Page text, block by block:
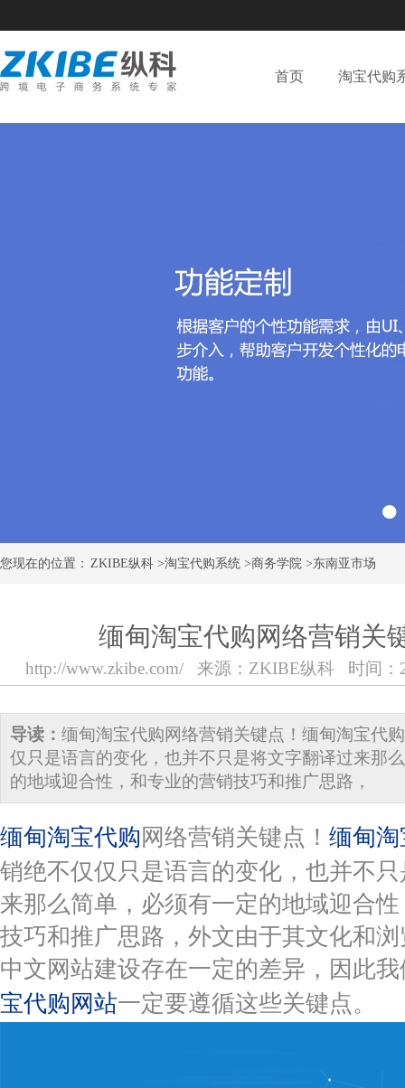
首页 淘宝代购
您现在的位置： ZKIBE纵科 >淘宝代购系统 >商务学院 >东南亚市场
缅甸淘宝代购网络营销关
http://www.zkibe.com/来源： ZKIBE纵科 时间：
导读： 缅甸淘宝代购网络营销关键点！缅甸淘宝代
仅只是语言的变化，也并不只是将文字翻译过来那
的地域迎合性，和专业的营销技巧和推广思路，
缅甸淘宝代购 网络营销关键点！ 缅甸
销绝不仅仅只是语言的变化，也并不
来那么简单，必须有一定的地域迎合
技巧和推广思路，外文由于其文化和
中文网站建设存在一定的差异，因此
宝代购网站一定要遵循这些关键点。